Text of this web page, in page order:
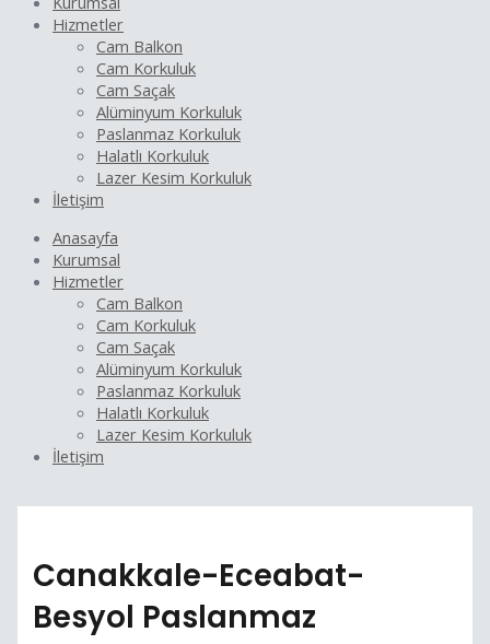
Hizmetler
Cam Balkon
Cam Korkuluk
Cam Saçak
Alüminyum Korkuluk
Paslanmaz Korkuluk
Halatlı Korkuluk
Lazer Kesim Korkuluk
İletişim
Anasayfa
Kurumsal
Hizmetler
Cam Balkon
Cam Korkuluk
Cam Saçak
Alüminyum Korkuluk
Paslanmaz Korkuluk
Halatlı Korkuluk
Lazer Kesim Korkuluk
İletişim
Canakkale-Eceabat-
Besyol Paslanmaz